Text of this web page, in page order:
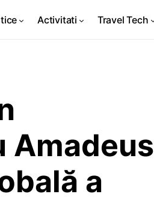
Activitati Travel Tech
Amadeus
a